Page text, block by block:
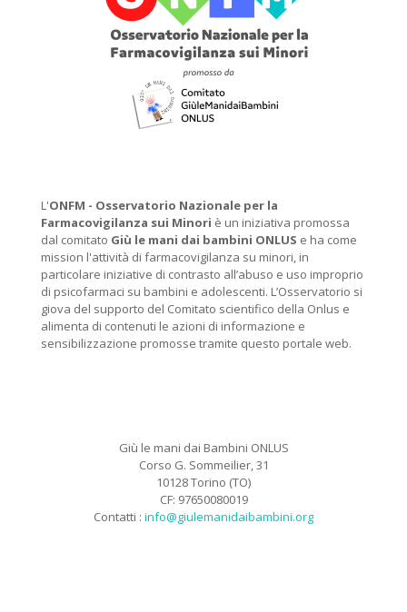
L'ONFM - Osservatorio Nazionale per la
Farmacovigilanza sui Minori è un iniziativa promossa
dal comitato Giù le mani dai bambini ONLUS e ha come
mission l'attività di farmacovigilanza su minori, in
particolare iniziative di contrasto all’abuso e uso improprio
di psicofarmaci su bambini e adolescenti. L’Osservatorio si
giova del supporto del Comitato scientifico della Onlus e
alimenta di contenuti le azioni di informazione e
sensibilizzazione promosse tramite questo portale web.
Giù le mani dai Bambini ONLUS
Corso G. Sommeilier, 31
10128 Torino (TO)
CF: 97650080019
Contatti : info@giulemanidaibambini.org